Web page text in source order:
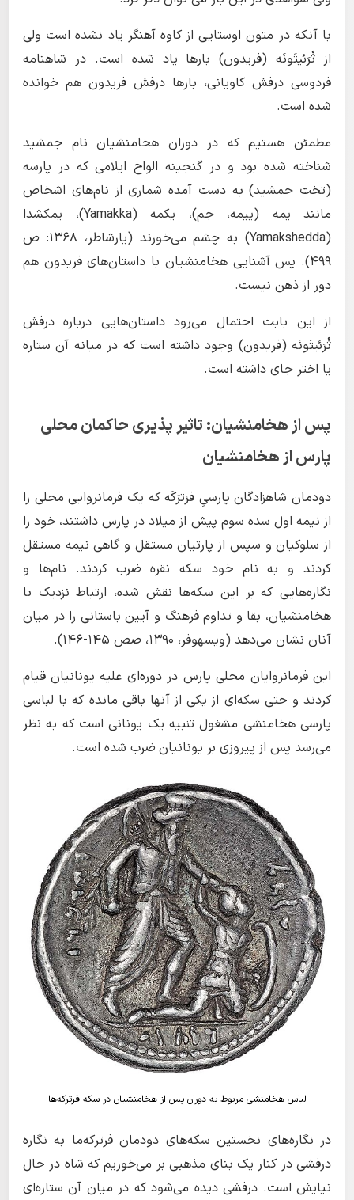
با آنکه در متون اوستایی از کاوه آهنگر یاد نشده است ولی
از ثْرَئیتَونَه (فریدون) بارها یاد شده است. در شاهنامه
فردوسی درفش کاویانی، بارها درفش فریدون هم خوانده
شده است.
مطمئن هستیم که در دوران هخامنشیان نام جمشید
شناخته شده بود و در گنجینه الواح ایلامی که در پارسه
(تخت جمشید) به دست آمده شماری از نام‌های اشخاص
مانند یمه (ییمه، جم)، یکمه (Yamakka)، یمکشدا
(Yamakshedda) به چشم می‌خورند (یارشاطر، ۱۳۶۸: ص
۴۹۹). پس آشنایی هخامنشیان با داستان‌های فریدون هم
دور از ذهن نیست.
از این بابت احتمال می‌رود داستان‌هایی درباره درفش
ثْرَئیتَونَه (فریدون) وجود داشته است که در میانه آن ستاره
یا اختر جای داشته است.
پس از هخامنشیان: تاثیر پذیری حاکمان محلی
پارس از هخامنشیان
دودمان شاهزادگان پارسیِ فرَترَکَه که یک فرمانروایی محلی را
از نیمه اول سده سوم پیش از میلاد در پارس داشتند، خود را
از سلوکیان و سپس از پارتیان مستقل و گاهی نیمه مستقل
کردند و به نام خود سکه نقره ضرب کردند. نام‌ها و
نگاره‌هایی که بر این سکه‌ها نقش شده، ارتباط نزدیک با
هخامنشیان، بقا و تداوم فرهنگ و آیین باستانی را در میان
آنان نشان می‌دهد (ویسهوفر، 1390، صص 145-146).
این فرمانروایان محلی پارس در دوره‌ای علیه یونانیان قیام
کردند و حتی سکه‌ای از یکی از آنها باقی مانده که با لباسی
پارسی هخامنشی مشغول تنبیه یک یونانی است که به نظر
می‌رسد پس از پیروزی بر یونانیان ضرب شده است.
لباس هخامنشی مربوط به دوران پس از هخامنشیان در سکه فرترکه‌ها
در نگاره‌های نخستین سکه‌های دودمان فرترکه‌ما به نگاره
درفشی در کنار یک بنای مذهبی بر می‌خوریم که شاه در حال
نیایش است. درفشی دیده می‌شود که در میان آن ستاره‌ای